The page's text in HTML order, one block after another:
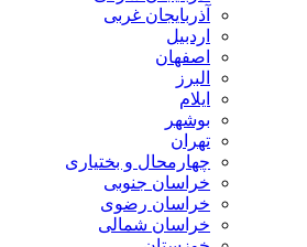
آذربایجان غربی
اردبیل
اصفهان
البرز
ایلام
بوشهر
تهران
چهارمحال و بختیاری
خراسان جنوبی
خراسان رضوی
خراسان شمالی